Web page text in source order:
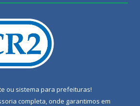
ou sistema para prefeituras!
completa, onde garantimos em